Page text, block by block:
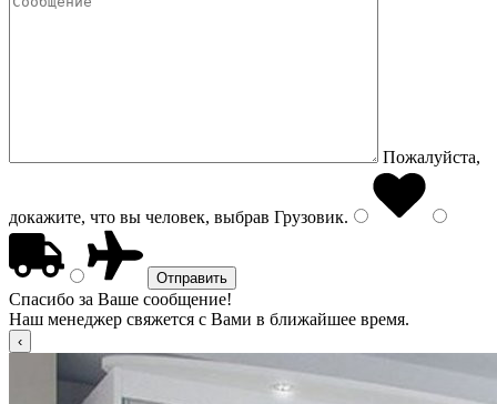
Пожалуйста,
докажите, что вы человек, выбрав Грузовик.
Спасибо за Ваше сообщение!
Наш менеджер свяжется с Вами в ближайшее время.